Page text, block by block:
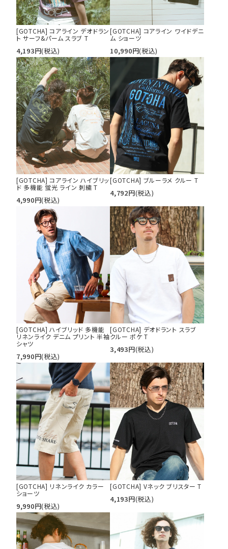
サイズ
S
M
L
XL
XXL
XXXL
29inc
32inc
34inc
36inc
38inc
40inc
KIDS
カラー
tune 絞り込んで検索する
[GOTCHA] コアライン デオドラン
ト サーフ&パーム スラブ T
4,193円(税込)
[GOTCHA] コアライン ワイドデニ
ム ショーツ
10,990円(税込)
[GOTCHA] コアライン ハイブリッ
ド 多機能 蛍光 ライン 刺繍 T
4,990円(税込)
[GOTCHA] ブルーラメ クルー T
4,792円(税込)
[GOTCHA] ハイブリッド 多機能
リネンライク デニム プリント 半袖
シャツ
7,990円(税込)
[GOTCHA] デオドラント スラブ
クルー ポケ T
3,493円(税込)
[GOTCHA] リネンライク カラー
ショーツ
9,990円(税込)
[GOTCHA] Vネック ブリスター T
4,193円(税込)